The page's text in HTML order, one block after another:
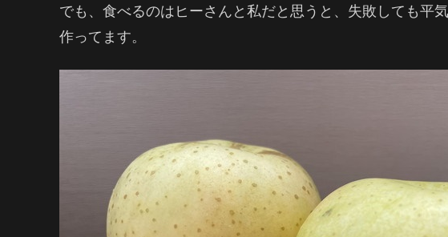
でも、食べるのはヒーさんと私だと思うと、失敗しても平
作ってます。